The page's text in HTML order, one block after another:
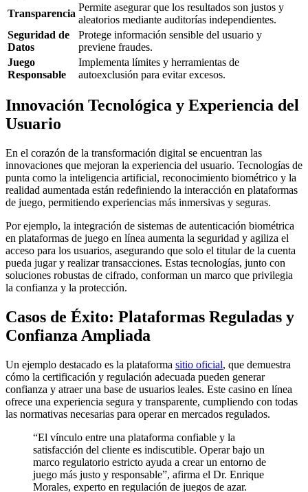
Transparencia
Permite asegurar que los resultados son justos y
aleatorios mediante auditorías independientes.
Seguridad de
Datos
Protege información sensible del usuario y
previene fraudes.
Juego
Responsable
Implementa límites y herramientas de
autoexclusión para evitar excesos.
Innovación Tecnológica y Experiencia del
Usuario
En el corazón de la transformación digital se encuentran las
innovaciones que mejoran la experiencia del usuario. Tecnologías de
punta como la inteligencia artificial, reconocimiento biométrico y la
realidad aumentada están redefiniendo la interacción en plataformas
de juego, permitiendo experiencias más inmersivas y seguras.
Por ejemplo, la integración de sistemas de autenticación biométrica
en plataformas de juego en línea aumenta la seguridad y agiliza el
acceso para los usuarios, asegurando que solo el titular de la cuenta
pueda jugar y realizar transacciones. Estas tecnologías, junto con
soluciones robustas de cifrado, conforman un marco que privilegia
la confianza y la protección.
Casos de Éxito: Plataformas Reguladas y
Confianza Ampliada
Un ejemplo destacado es la plataforma sitio oficial, que demuestra
cómo la certificación y regulación adecuada pueden generar
confianza y atraer una base de usuarios leales. Este casino en línea
ofrece una experiencia segura y transparente, cumpliendo con todas
las normativas necesarias para operar en mercados regulados.
“El vínculo entre una plataforma confiable y la
satisfacción del cliente es indiscutible. Operar bajo un
marco regulatorio estricto ayuda a crear un entorno de
juego más justo y responsable”, afirma el Dr. Enrique
Morales, experto en regulación de juegos de azar.